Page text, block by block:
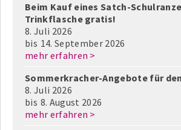
Beim Kauf eines Satch-
Trinkflasche gratis!
8. Juli 2026
bis 14. September 2026
mehr erfahren >
Sommerkracher-Angebote für
8. Juli 2026
bis 8. August 2026
mehr erfahren >